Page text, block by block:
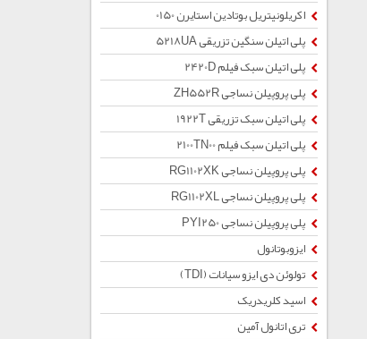
اکریلونیتریل بوتادین استایرن 0150
پلی اتیلن سنگین تزریقی 5218UA
پلی اتیلن سبک فیلم 2420D
پلی پروپیلن نساجی ZH552R
پلی اتیلن سبک تزریقی 1922T
پلی اتیلن سبک فیلم 2100TN00
پلی پروپیلن نساجی RG1102XK
پلی پروپیلن نساجی RG1102XL
پلی پروپیلن نساجی PYI250
ایزوبوتانول
تولوئن دی ایزو سیانات (TDI)
اسید کلریدریک
تری اتانول آمین